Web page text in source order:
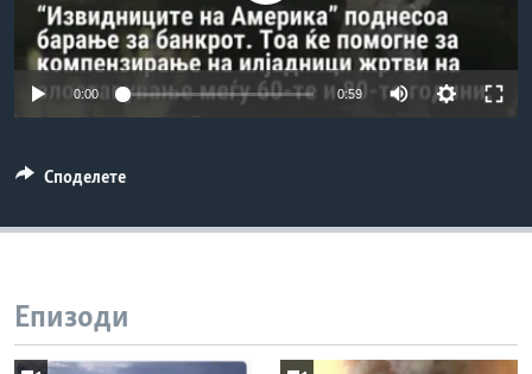
ИНТЕРВЈУА
Јазици
0:00 0:59
Споделете
Епизоди